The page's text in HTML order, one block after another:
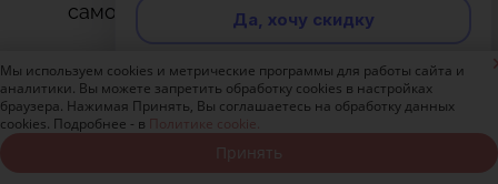
самостоятельно в домашних условиях.
Прическа получается элегантной с налетом
легкой небрежности. Повседневный образ
создается путем сочетания выбритых
Да, хочу скидку
Неинтересно
Мы используем cookies и метрические программы для работы сайта и
аналитики. Вы можете запретить обработку cookies в настройках
браузера. Нажимая Принять, Вы соглашаетесь на обработку данных
cookies. Подробнее - в Политике cookie.
Принять